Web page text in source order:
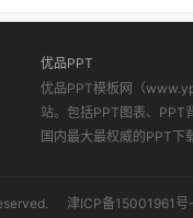
优品PPT
优品PPT模板网（
站。包括PPT图表、PPT
国内最大最权威的PPT下
津ICP备15001961号